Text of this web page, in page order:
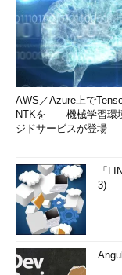
AWS／Azure上で
NTKを――機械学習環
ジドサービスが登場
「
3)